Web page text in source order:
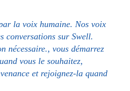
la voix humaine. Nos voix
conversations sur Swell.
nécessaire., vous démarrez
vous le souhaitez,
et rejoignez-la quand